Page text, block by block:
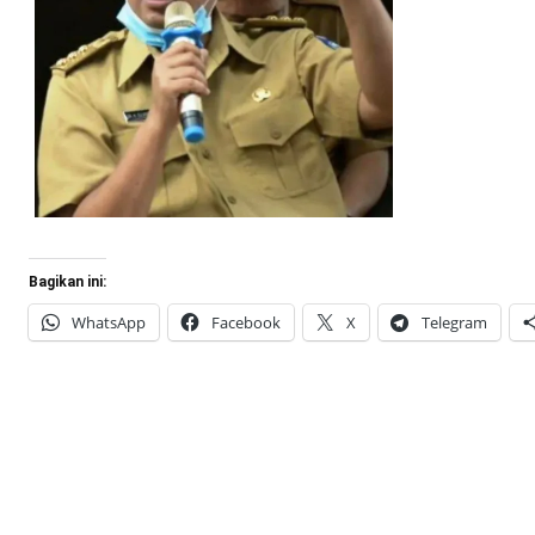
Bagikan ini:
WhatsApp Facebook X Telegram